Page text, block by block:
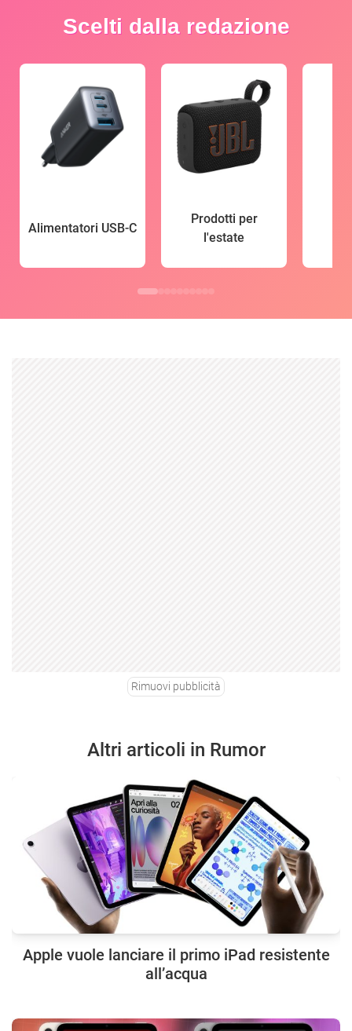
Scelti dalla redazione
Alimentatori USB-C
Prodotti per
l'estate
Rimuovi pubblicità
Altri articoli in Rumor
Apple vuole lanciare il primo iPad resistente
all’acqua